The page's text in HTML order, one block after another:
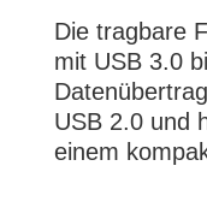
Die tragbare
mit USB 3.0
USB 2.0 und
einem